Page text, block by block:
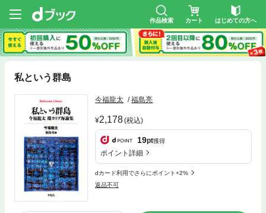
作品検索 カート はじめての方へ
私という群島
今福龍太 福島亮
2,178(税込)
19pt獲得
ポイント詳細
dカード利用でさらにポイント+2%
返品不可